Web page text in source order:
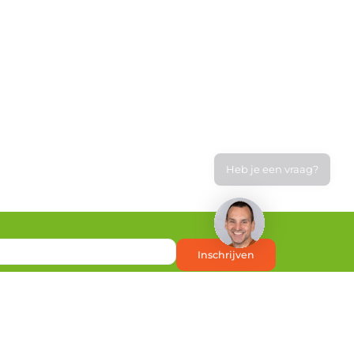
Inschrijven
Heb je een vraag?